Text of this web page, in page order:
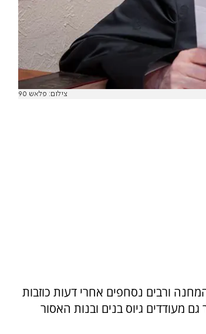
צילום: פלאש 90
ורבים נסחפים אחרי דעות כוזבות
מעודדים גיוס בנים ובנות האסור